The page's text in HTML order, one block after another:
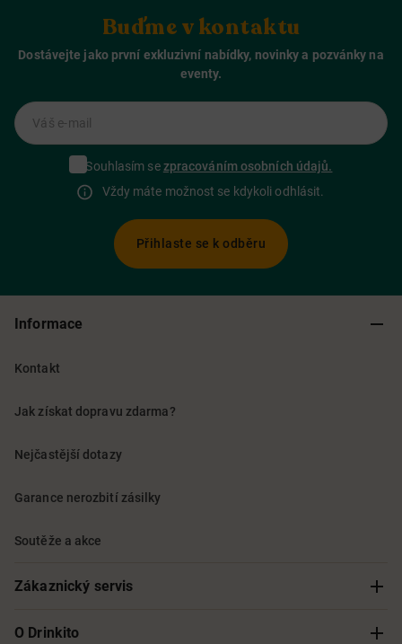
Buďme v kontaktu
Dostávejte jako první exkluzivní nabídky, novinky a pozvánky na
eventy.
Váš e-mail
Souhlasím sezpracováním osobních údajů.
Vždy máte možnost se kdykoli odhlásit.
Přihlaste se k odběru
Informace
Kontakt
Jak získat dopravu zdarma?
Nejčastější dotazy
Garance nerozbití zásilky
Soutěže a akce
Zákaznický servis
Sledování objednávky
O Drinkito